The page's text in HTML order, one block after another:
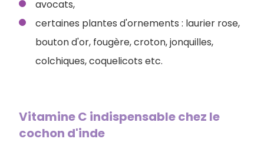
avocats,
certaines plantes d'ornements : laurier rose,
bouton d'or, fougère, croton, jonquilles,
colchiques, coquelicots etc.
Vitamine C indispensable chez le
cochon d'inde